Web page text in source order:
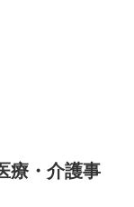
療・介護事